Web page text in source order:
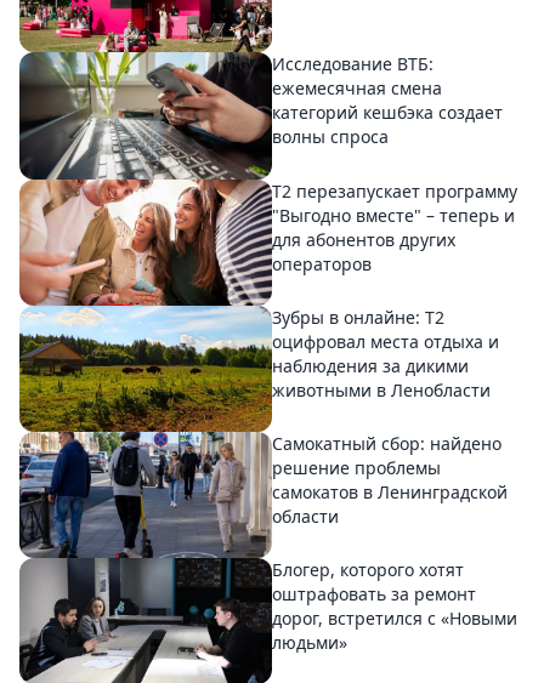
Исследование ВТБ:
ежемесячная смена
категорий кешбэка создает
волны спроса
Т2 перезапускает программу
"Выгодно вместе" – теперь и
для абонентов других
операторов
Зубры в онлайне: Т2
оцифровал места отдыха и
наблюдения за дикими
животными в Ленобласти
Самокатный сбор: найдено
решение проблемы
самокатов в Ленинградской
области
Блогер, которого хотят
оштрафовать за ремонт
дорог, встретился с «Новыми
людьми»